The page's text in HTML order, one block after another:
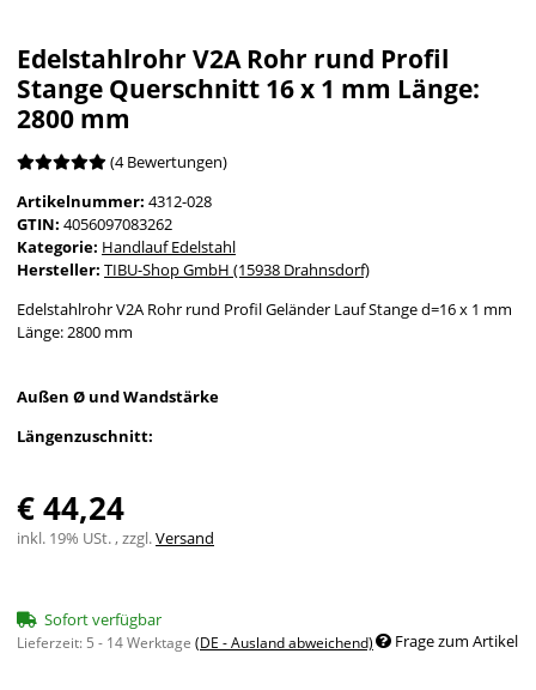
Edelstahlrohr V2A Rohr rund Profil
Stange Querschnitt 16 x 1 mm Länge:
2800 mm
(4 Bewertungen)
Artikelnummer: 4312-028
GTIN: 4056097083262
Kategorie: Handlauf Edelstahl
Hersteller: TIBU-Shop GmbH (15938 Drahnsdorf)
Edelstahlrohr V2A Rohr rund Profil Geländer Lauf Stange d=16 x 1 mm
Länge: 2800 mm
Außen Ø und Wandstärke
Längenzuschnitt:
€ 44,24
inkl. 19% USt. , zzgl.Versand
Sofort verfügbar
Lieferzeit: 5 - 14 Werktage (DE - Ausland abweichend) Frage zum Artikel